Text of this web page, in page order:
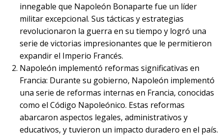
innegable que Napoleón Bonaparte fue un líder
militar excepcional. Sus tácticas y estrategias
revolucionaron la guerra en su tiempo y logró una
serie de victorias impresionantes que le permitieron
expandir el Imperio Francés.
Napoleón implementó reformas significativas en
Francia: Durante su gobierno, Napoleón implementó
una serie de reformas internas en Francia, conocidas
como el Código Napoleónico. Estas reformas
abarcaron aspectos legales, administrativos y
educativos, y tuvieron un impacto duradero en el país.